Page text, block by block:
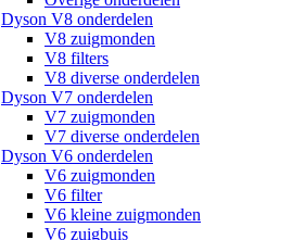
Dyson V8 onderdelen
V8 zuigmonden
V8 filters
V8 diverse onderdelen
Dyson V7 onderdelen
V7 zuigmonden
V7 diverse onderdelen
Dyson V6 onderdelen
V6 zuigmonden
V6 filter
V6 kleine zuigmonden
V6 zuigbuis